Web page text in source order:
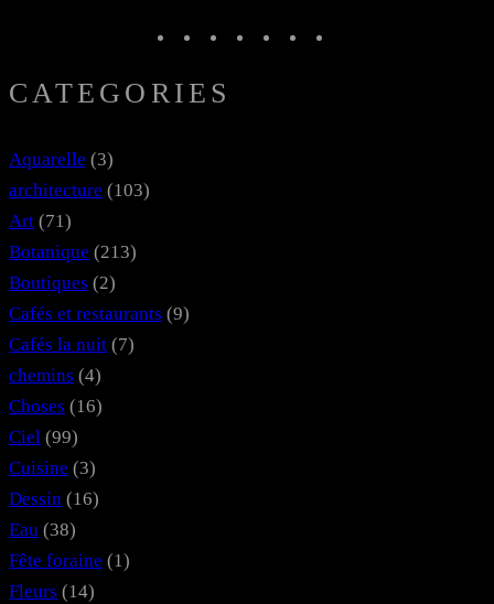
F
c
L
B
W
CATEGORIES
Aquarelle (3)
architecture (103)
Art (71)
Botanique (213)
Boutiques (2)
Cafés et restaurants (9)
Cafés la nuit (7)
chemins (4)
Choses (16)
Ciel (99)
Cuisine (3)
Dessin (16)
Eau (38)
Fête foraine (1)
Fleurs (14)